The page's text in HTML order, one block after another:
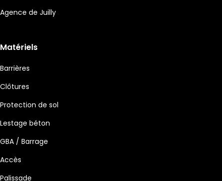
Agence de Juilly
Matériels
Barrières
Clôtures
Protection de sol
Lestage béton
GBA / Barrage
Accès
Palissade